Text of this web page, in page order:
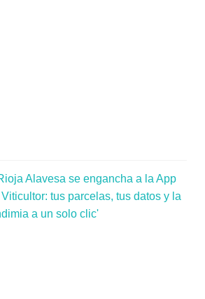
Alavesa se engancha a la App
tus parcelas, tus datos y la
a un solo clic'